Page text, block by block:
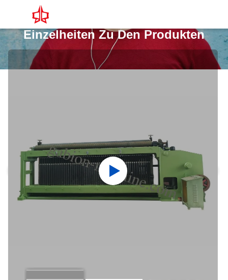
Einzelheiten Zu Den Produkten